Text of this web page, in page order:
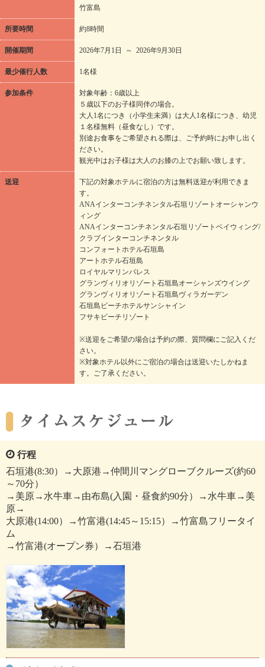
竹富島
所要時間 約8時間
開催期間 2026年7月1日 ～ 2026年9月30日
最少催行人数 1名様
参加条件
対象年齢：6歳以上
５歳以下のお子様同伴の場合。
大人1名につき（小学生未満）は大人1名様につき、幼児
１名様無料（昼食なし）です。
別途お食事をご希望される際は、ご予約時にお申し出く
ださい。
観光中はお子様は大人のお膝の上でお願い致します。
送迎
下記の対象ホテルに宿泊の方は無料送迎が利用できま
す。
ANAインターコンチネンタル石垣リゾートオーシャンウ
ィング
ANAインターコンチネンタル石垣リゾートベイウィング/
クラブインターコンチネンタル
コンフォートホテル石垣島
アートホテル石垣島
ロイヤルマリンパレス
グランヴィリオリゾート石垣島オーシャンズウイング
グランヴィリオリゾート石垣島ヴィラガーデン
石垣島ビーチホテルサンシャイン
フサキビーチリゾート
※送迎をご希望の場合は予約の際、質問欄にご記入くだ
さい。
※対象ホテル以外にご宿泊の場合は送迎いたしかねま
す。ご了承ください。
行程
石垣港(8:30）→大原港→仲間川マングローブクルーズ(約60
～70分）
→美原→水牛車→由布島(入園・昼食約90分）→水牛車→美
原→
大原港(14:00）→竹富港(14:45～15:15）→竹富島フリータイ
ム
→竹富港(オープン券）→石垣港